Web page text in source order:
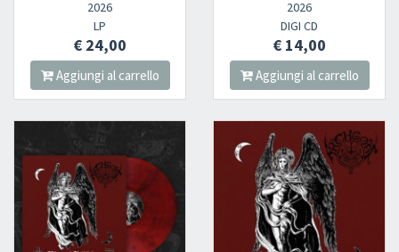
2026
LP
€ 24,00
Aggiungi al carrello
2026
DIGI CD
€ 14,00
Aggiungi al carrello